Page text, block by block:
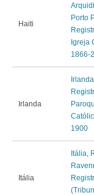
Haiti
Porto
Igreja
1866-
Irlanda
Irlanda,
1900
Itália
Itália,